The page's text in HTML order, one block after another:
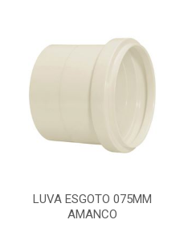
LUVA ESGOTO 075MM
AMANCO